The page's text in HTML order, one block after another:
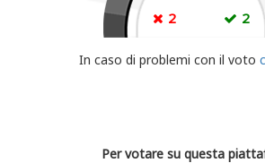
2 2
CONDIVIDI IL
In caso di problemi con il voto
Per votare su questa